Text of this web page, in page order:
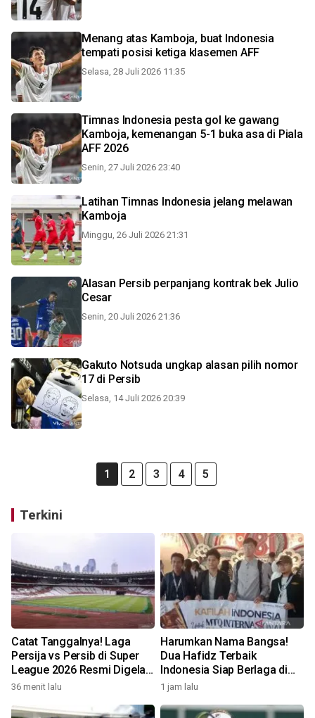
Menang atas Kamboja, buat Indonesia
tempati posisi ketiga klasemen AFF
Selasa, 28 Juli 2026 11:35
Timnas Indonesia pesta gol ke gawang
Kamboja, kemenangan 5-1 buka asa di Piala
AFF 2026
Senin, 27 Juli 2026 23:40
Latihan Timnas Indonesia jelang melawan
Kamboja
Minggu, 26 Juli 2026 21:31
Alasan Persib perpanjang kontrak bek Julio
Cesar
Senin, 20 Juli 2026 21:36
Gakuto Notsuda ungkap alasan pilih nomor
17 di Persib
Selasa, 14 Juli 2026 20:39
1 2 3 4 5
Terkini
Catat Tanggalnya! Laga
Persija vs Persib di Super
League 2026 Resmi Digelar
di GBK
36 menit lalu
Harumkan Nama Bangsa!
Dua Hafidz Terbaik
Indonesia Siap Berlaga di
MTQ Internasional Maroko
1 jam lalu